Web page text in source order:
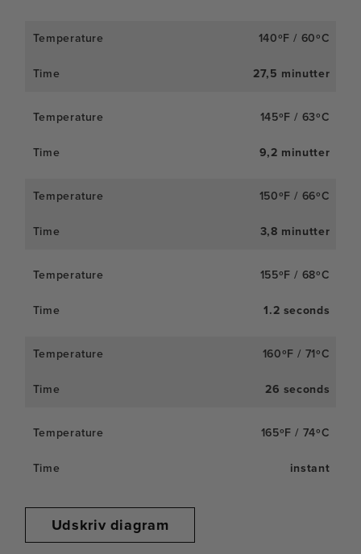
140ºF / 60ºC
27,5 minutter
145ºF / 63ºC
9,2 minutter
150ºF / 66ºC
3,8 minutter
155ºF / 68ºC
1.2 seconds
160ºF / 71ºC
26 seconds
165ºF / 74ºC
instant
Udskriv diagram